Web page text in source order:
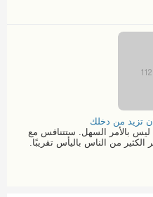
ليس بالأمر السهل. ستتنافس مع
من الناس باليأس تقريبًا.